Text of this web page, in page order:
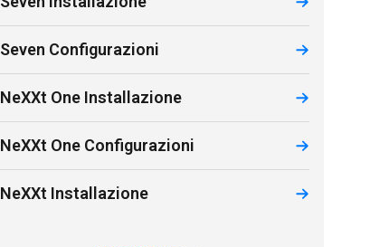
Seven Configurazioni
NeXXt One Installazione
NeXXt One Configurazioni
NeXXt Installazione